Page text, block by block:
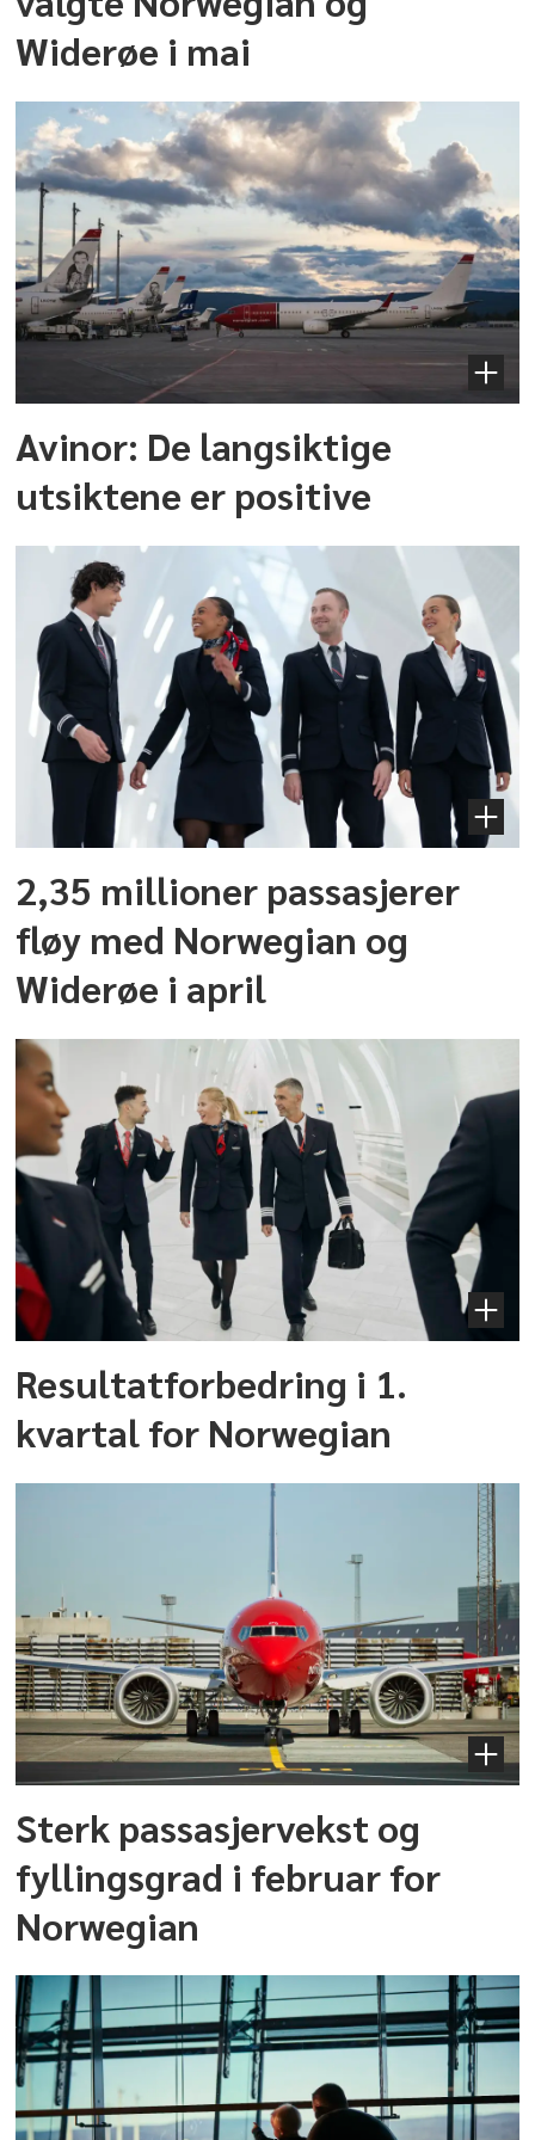
Widerøe i mai
Avinor: De langsiktige
utsiktene er positive
2,35 millioner passasjerer
fløy med Norwegian og
Widerøe i april
Resultatforbedring i 1.
kvartal for Norwegian
Sterk passasjervekst og
fyllingsgrad i februar for
Norwegian